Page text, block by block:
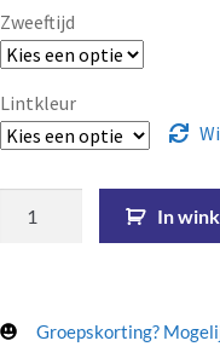
Zweeftijd
Lintkleur
In
Groepskorting?